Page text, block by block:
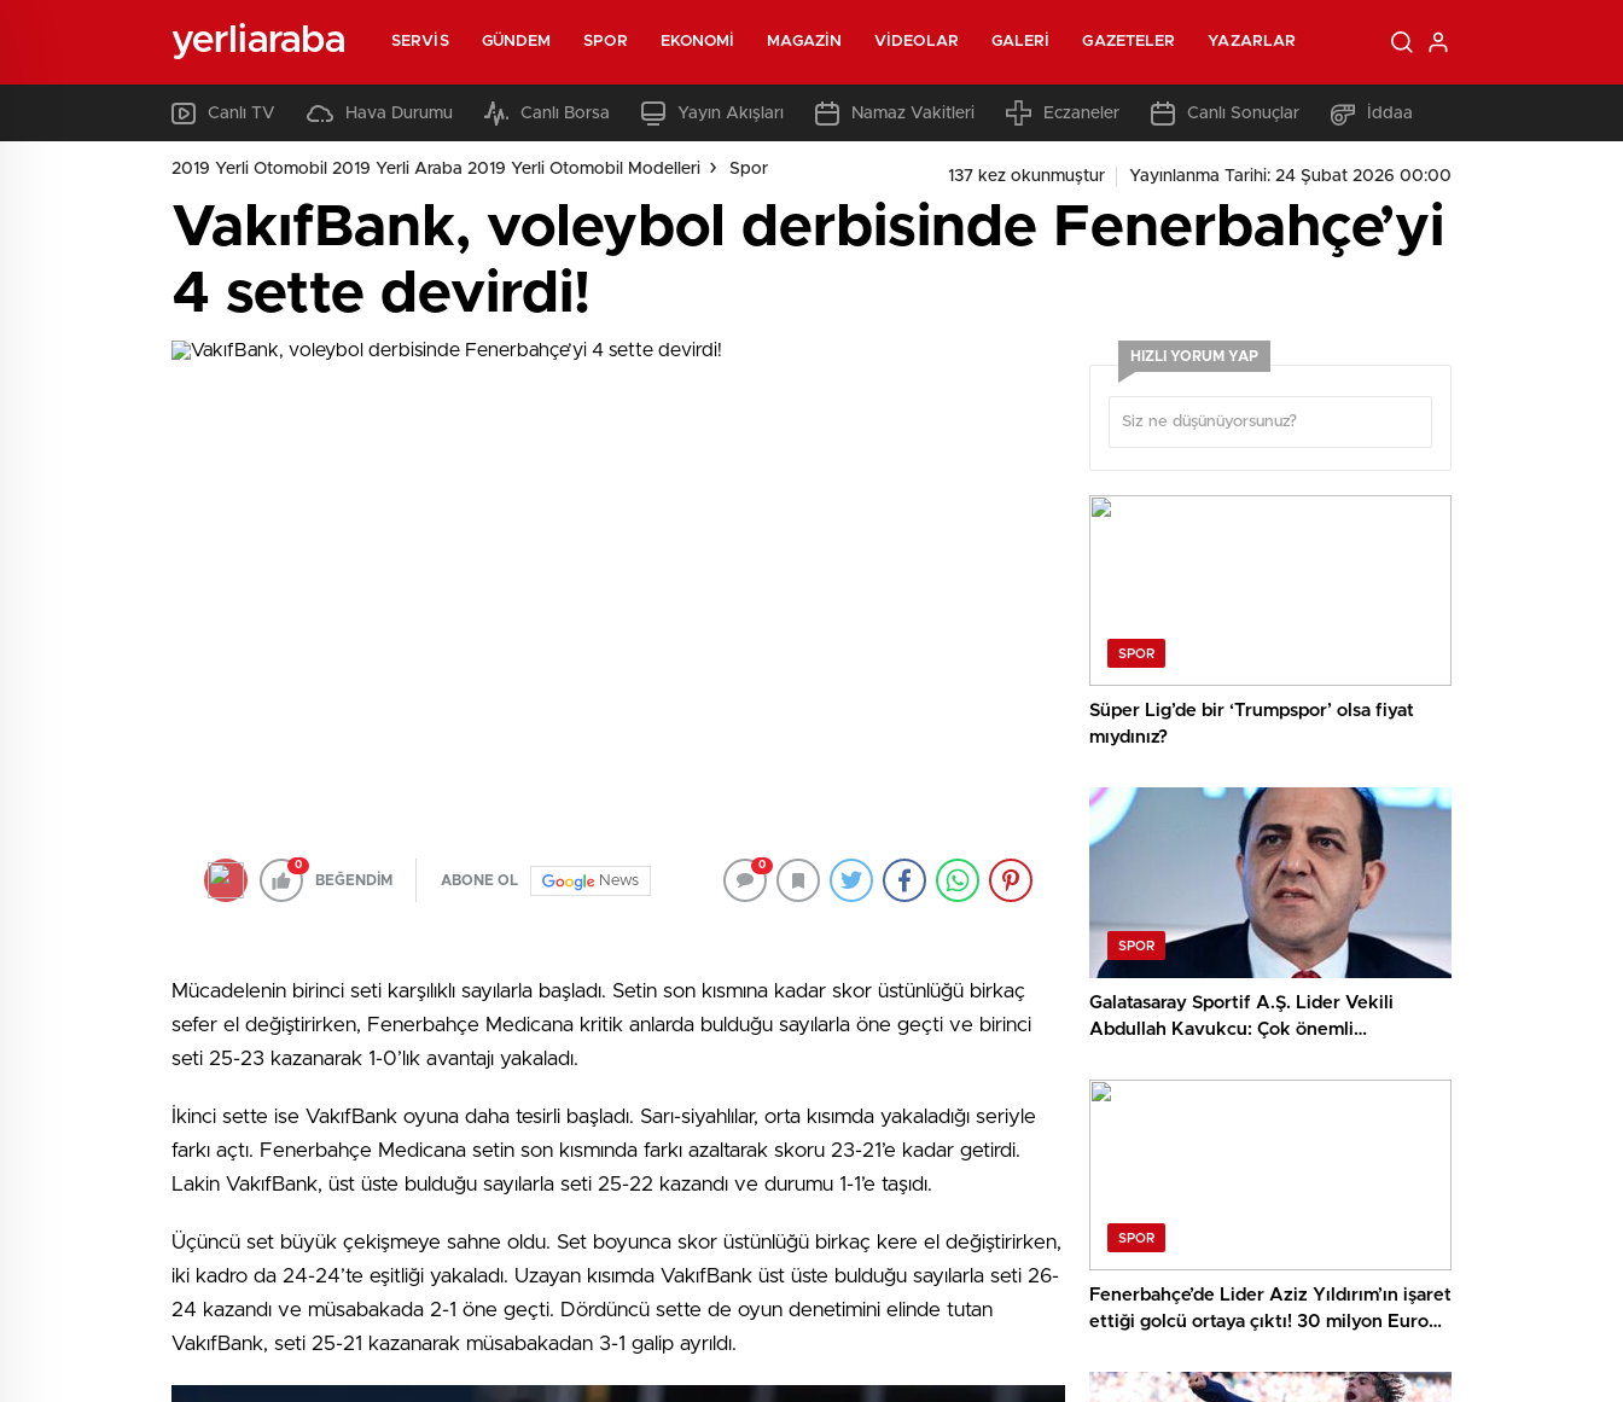
yerliaraba SERVIS GÜNDEM SPOR EKONOMI MAGAZIN VIDEOLAR GALERI GAZETELER YAZARLAR
Canlı TV Hava Durumu Canlı Borsa Yayın Akışları Namaz Vakitleri Eczaneler Canlı Sonuçlar İddaa
2019 Yerli Otomobil 2019 Yerli Araba 2019 Yerli Otomobil Modelleri Spor 137 kez okunmuştur Yayınlanma Tarihi: 24 Şubat 2026 00:00
VakıfBank, voleybol derbisinde Fenerbahçe’yi
4 sette devirdi!
0
BEĞENDİM ABONE OL News
0
Mücadelenin birinci seti karşılıklı sayılarla başladı. Setin son kısmına kadar skor üstünlüğü birkaç
sefer el değiştirirken, Fenerbahçe Medicana kritik anlarda bulduğu sayılarla öne geçti ve birinci
seti 25-23 kazanarak 1-0’lık avantajı yakaladı.
İkinci sette ise VakıfBank oyuna daha tesirli başladı. Sarı-siyahlılar, orta kısımda yakaladığı seriyle
farkı açtı. Fenerbahçe Medicana setin son kısmında farkı azaltarak skoru 23-21’e kadar getirdi.
Lakin VakıfBank, üst üste bulduğu sayılarla seti 25-22 kazandı ve durumu 1-1’e taşıdı.
Üçüncü set büyük çekişmeye sahne oldu. Set boyunca skor üstünlüğü birkaç kere el değiştirirken,
iki kadro da 24-24’te eşitliği yakaladı. Uzayan kısımda VakıfBank üst üste bulduğu sayılarla seti 26-
24 kazandı ve müsabakada 2-1 öne geçti. Dördüncü sette de oyun denetimini elinde tutan
VakıfBank, seti 25-21 kazanarak müsabakadan 3-1 galip ayrıldı.
HIZLI YORUM YAP
SPOR
Süper Lig’de bir ‘Trumpspor’ olsa fiyat
mıydınız?
SPOR
Galatasaray Sportif A.Ş. Lider Vekili
Abdullah Kavukcu: Çok önemli
harcayacağız
SPOR
Fenerbahçe’de Lider Aziz Yıldırım’ın işaret
ettiği golcü ortaya çıktı! 30 milyon Euro